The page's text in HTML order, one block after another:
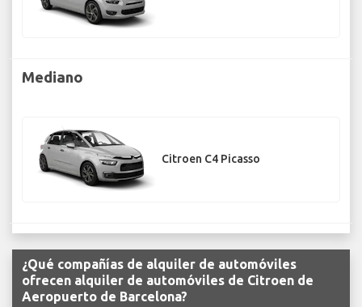
Mediano
Citroen C4 Picasso
¿Qué compañías de alquiler de automóviles
ofrecen alquiler de automóviles de Citroen de
Aeropuerto de Barcelona?